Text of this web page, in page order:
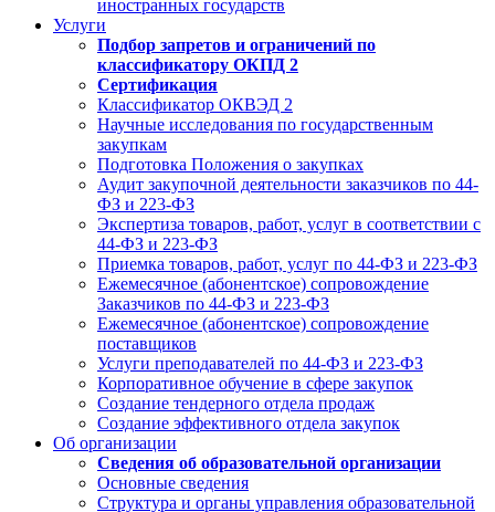
иностранных государств
Услуги
Подбор запретов и ограничений по
классификатору ОКПД 2
Сертификация
Классификатор ОКВЭД 2
Научные исследования по государственным
закупкам
Подготовка Положения о закупках
Аудит закупочной деятельности заказчиков по 44-
ФЗ и 223-ФЗ
Экспертиза товаров, работ, услуг в соответствии с
44-ФЗ и 223-ФЗ
Приемка товаров, работ, услуг по 44-ФЗ и 223-ФЗ
Ежемесячное (абонентское) сопровождение
Заказчиков по 44-ФЗ и 223-ФЗ
Ежемесячное (абонентское) сопровождение
поставщиков
Услуги преподавателей по 44-ФЗ и 223-ФЗ
Корпоративное обучение в сфере закупок
Создание тендерного отдела продаж
Создание эффективного отдела закупок
Об организации
Сведения об образовательной организации
Основные сведения
Структура и органы управления образовательной